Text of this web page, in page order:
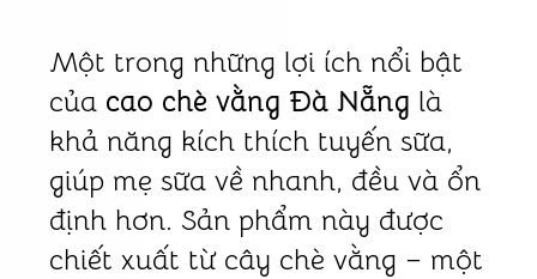
Một trong những lợi ích nổi bật
của cao chè vằng Đà Nẵng là
khả năng kích thích tuyến sữa,
giúp mẹ sữa về nhanh, đều và ổn
định hơn. Sản phẩm này được
chiết xuất từ cây chè vằng – một